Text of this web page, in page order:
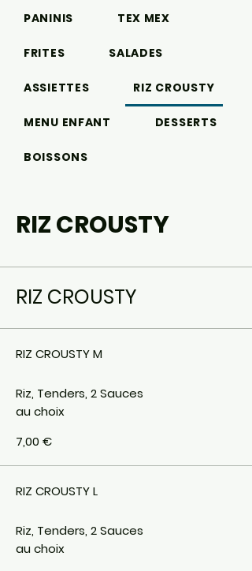
RIZ CROUSTY
RIZ CROUSTY
RIZ CROUSTY M
Riz, Tenders, 2 Sauces
au choix
7,00 €
RIZ CROUSTY L
Riz, Tenders, 2 Sauces
au choix
PANINIS TEX MEX
FRITES SALADES
ASSIETTES RIZ CROUSTY
MENU ENFANT DESSERTS
BOISSONS